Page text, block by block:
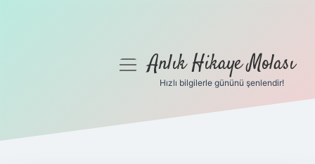
Gizlilik Politikası
menüyüAnlık Hikaye Molası
Hızlı bilgilerle gününü şenlendir!